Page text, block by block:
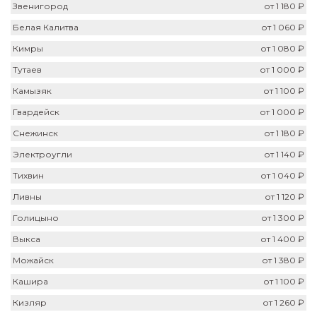
Звенигород
от 1 180 ₽
Белая Калитва
от 1 060 ₽
Кимры
от 1 080 ₽
Тутаев
от 1 000 ₽
Камызяк
от 1 100 ₽
Гвардейск
от 1 000 ₽
Снежинск
от 1 180 ₽
Электроугли
от 1 140 ₽
Тихвин
от 1 040 ₽
Ливны
от 1 120 ₽
Голицыно
от 1 300 ₽
Выкса
от 1 400 ₽
Можайск
от 1 380 ₽
Кашира
от 1 100 ₽
Кизляр
от 1 260 ₽